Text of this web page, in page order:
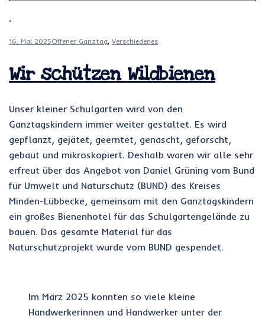
.
16. Mai 2025Offener Ganztag, Verschiedenes
Wir schützen Wildbienen
Unser kleiner Schulgarten wird von den
Ganztagskindern immer weiter gestaltet. Es wird
gepflanzt, gejätet, geerntet, genascht, geforscht,
gebaut und mikroskopiert. Deshalb waren wir alle sehr
erfreut über das Angebot von Daniel Grüning vom Bund
für Umwelt und Naturschutz (BUND) des Kreises
Minden-Lübbecke, gemeinsam mit den Ganztagskindern
ein großes Bienenhotel für das Schulgartengelände zu
bauen. Das gesamte Material für das
Naturschutzprojekt wurde vom BUND gespendet.
Im März 2025 konnten so viele kleine
Handwerkerinnen und Handwerker unter der